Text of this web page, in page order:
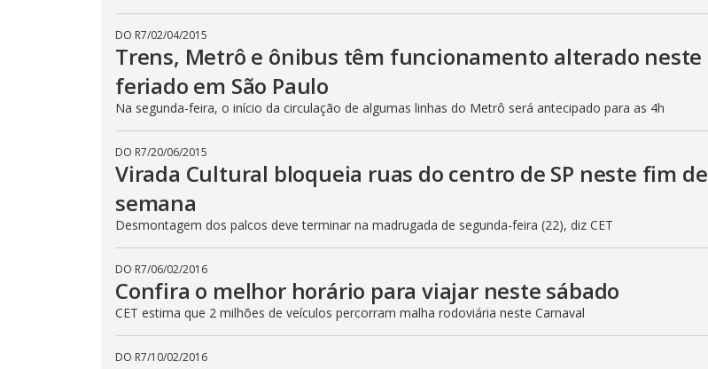
DO R7/02/04/2015
Trens, Metrô e ônibus têm funcionamento alterado neste
feriado em São Paulo
Na segunda-feira, o início da circulação de algumas linhas do Metrô será antecipado para as 4h
DO R7/20/06/2015
Virada Cultural bloqueia ruas do centro de SP neste fim de
semana
Desmontagem dos palcos deve terminar na madrugada de segunda-feira (22), diz CET
DO R7/06/02/2016
Confira o melhor horário para viajar neste sábado
CET estima que 2 milhões de veículos percorram malha rodoviária neste Carnaval
DO R7/10/02/2016